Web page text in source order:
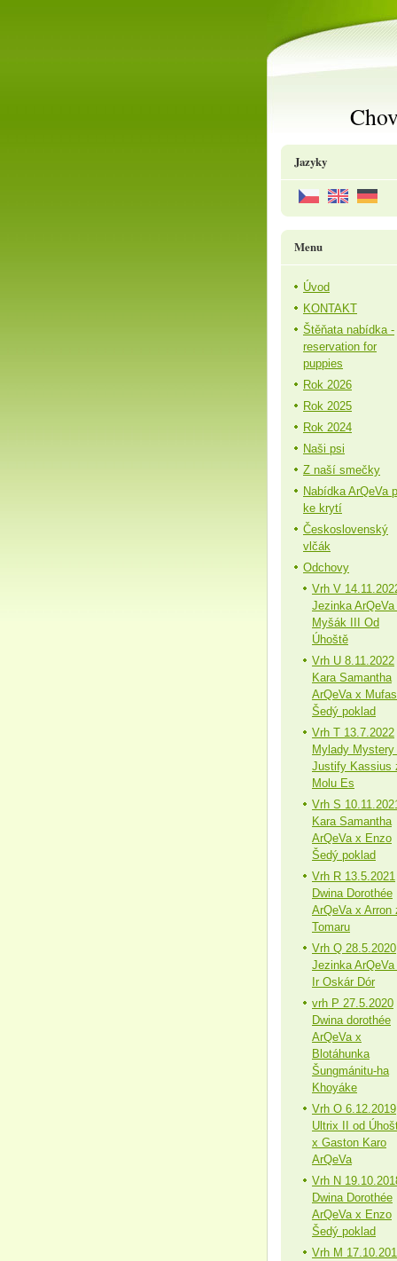
Jazyky
Menu
Úvod
KONTAKT
Štěňata nabídka -
reservation for
puppies
Rok 2026
Rok 2025
Rok 2024
Naši psi
Z naší smečky
Nabídka ArQeVa
ke krytí
Československý
vlčák
Odchovy
Vrh V
Jezinka ArQeVa
Myšák III Od
Úhoště
Vrh U 8.11.2022
Kara Samantha
ArQeVa x
Šedý poklad
Vrh T 13.7.2022
Mylady Mystery
Justify Kassius
Molu Es
Vrh S
Kara Samantha
ArQeVa x Enzo
Šedý poklad
Vrh R 13.5.2021
Dwina Dorothée
ArQeVa x Arron
Tomaru
Vrh Q 28.5.2020
Jezinka ArQeVa
Ir Oskár Dór
vrh P 27.5.2020
Dwina dorothée
ArQeVa x
Blotáhunka
Šungmánitu-ha
Khoyáke
Vrh O 6.12.2019
Ultrix II od
x Gaston Karo
ArQeVa
Vrh N
Dwina Dorothée
ArQeVa x Enzo
Šedý poklad
Vrh M